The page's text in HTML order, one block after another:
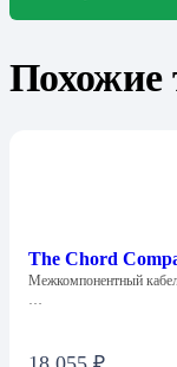
Похожие
The Chord
Межкомпонентный